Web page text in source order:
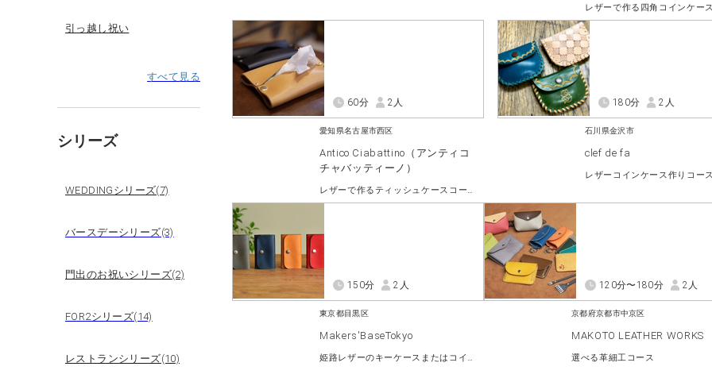
引っ越し祝い
すべて見る
シリーズ
WEDDINGシリーズ(7)
バースデーシリーズ(3)
門出のお祝いシリーズ(2)
FOR2シリーズ(14)
レストランシリーズ(10)
愛知県名古屋市西区
Antico Ciabattino（アンティコ
チャバッティーノ）
レザーで作るティッシュケースコース
60分 2人
石川県金沢市
clef de fa
レザーコインケース作りコース
180分 2人
東京都目黒区
Makers'BaseTokyo
姫路レザーのキーケースまたはコインケースづくりコース
150分 2人
京都府京都市中京区
MAKOTO LEATHER WORKS
選べる革細工コース
120分〜180分 2人